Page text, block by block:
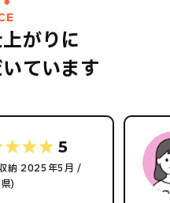
がりに
ています
5
納 2025年5月 /
)